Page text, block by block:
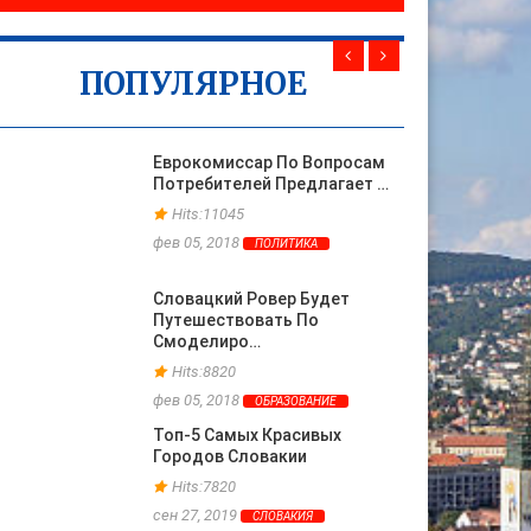
ПОПУЛЯРНОЕ
Еврокомиссар По Вопросам
Потребителей Предлагает …
Hits:11045
фев 05, 2018
ПОЛИТИКА
Словацкий Ровер Будет
Путешествовать По
Смоделиро…
Hits:8820
фев 05, 2018
ОБРАЗОВАНИЕ
Топ-5 Самых Красивых
Городов Словакии
Hits:7820
сен 27, 2019
СЛОВАКИЯ